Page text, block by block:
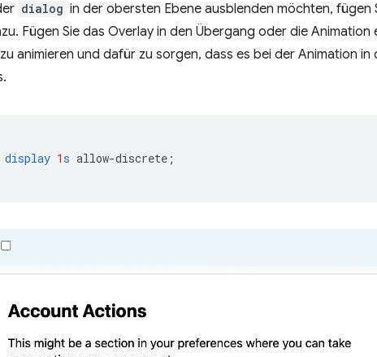
dialog in der obersten Ebene ausblenden möchten, fügen
Fügen Sie das Overlay in den Übergang oder die Animation
animieren und dafür zu sorgen, dass es bei der Animation
display 1s allow-discrete ;